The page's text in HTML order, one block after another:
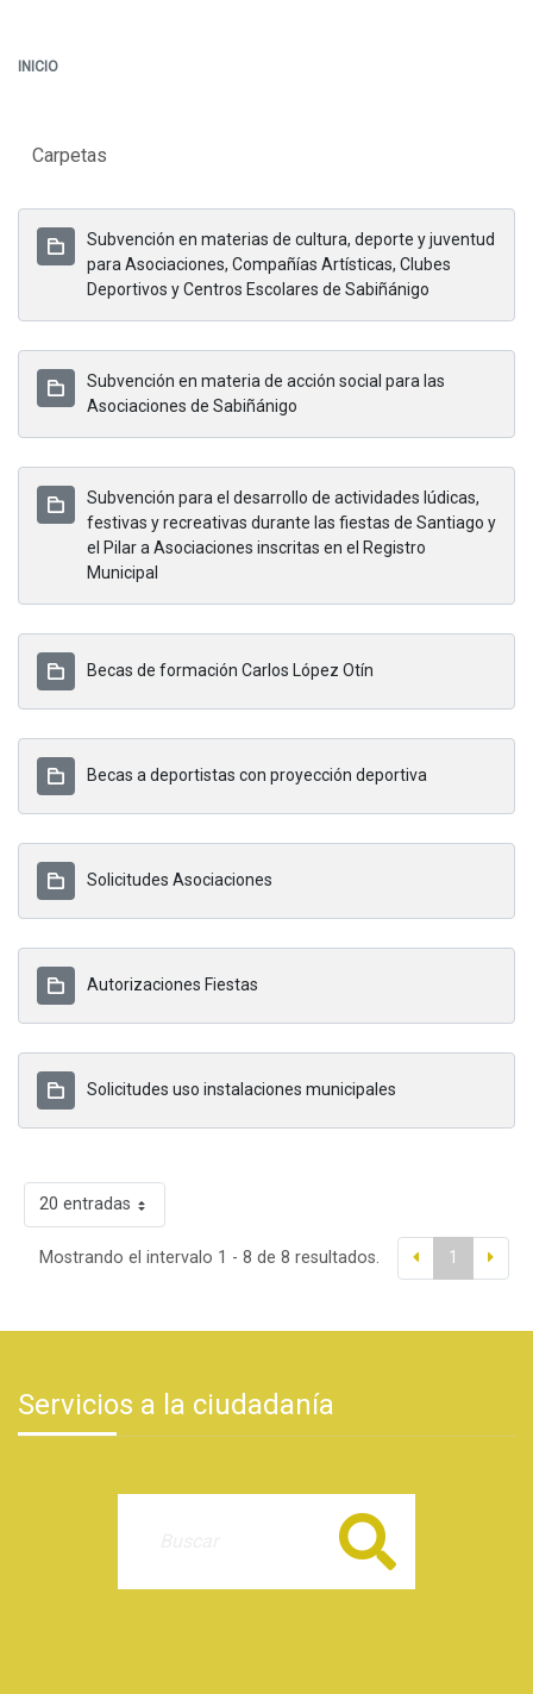
INICIO
Carpetas
Subvención en materias de cultura, deporte y juventud
para Asociaciones, Compañías Artísticas, Clubes
Deportivos y Centros Escolares de Sabiñánigo
Subvención en materia de acción social para las
Asociaciones de Sabiñánigo
Subvención para el desarrollo de actividades lúdicas,
festivas y recreativas durante las fiestas de Santiago y
el Pilar a Asociaciones inscritas en el Registro
Municipal
Becas de formación Carlos López Otín
Becas a deportistas con proyección deportiva
Solicitudes Asociaciones
Autorizaciones Fiestas
Solicitudes uso instalaciones municipales
20 entradas
Mostrando el intervalo 1 - 8 de 8 resultados. 1
Servicios a la ciudadanía
Buscar